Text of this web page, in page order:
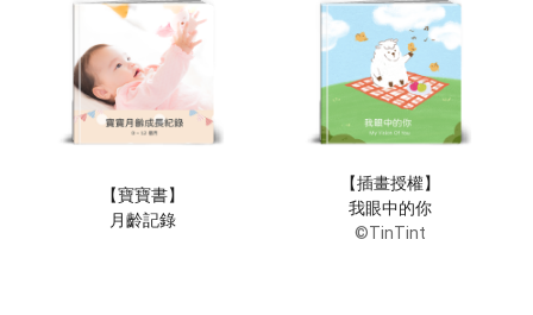
【寶寶書】
月齡記錄
【插畫授權】
我眼中的你
©TinTint